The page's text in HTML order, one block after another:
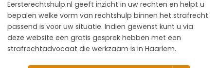
CONTACT
Eersterechtshulp.nl geeft inzicht in uw rechten en helpt u
bepalen welke vorm van rechtshulp binnen het strafrecht
passend is voor uw situatie. Indien gewenst kunt u via
deze website een gratis gesprek hebben met een
strafrechtadvocaat die werkzaam is in Haarlem.